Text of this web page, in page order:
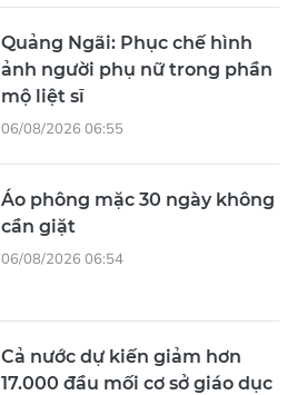
Quảng Ngãi: Phục chế hình
ảnh người phụ nữ trong phần
mộ liệt sĩ
06/08/2026 06:55
Áo phông mặc 30 ngày không
cần giặt
06/08/2026 06:54
Cả nước dự kiến giảm hơn
17.000 đầu mối cơ sở giáo dục